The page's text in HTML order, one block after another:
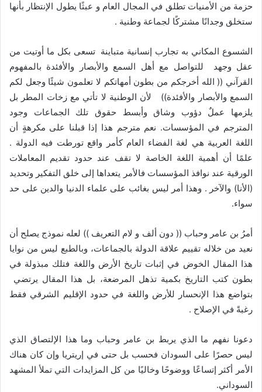
حزمة من الأمنيات تطلق في المجال العام و عبثًا يطول الإنتظار بأنها
ستخلق وجدانًا مشتركًا لجماعة وطنية .
الشسوع المكاني به تجارب إنسانية متباينة تسعى بكل ما أوتيت من
عقل وجهد للتواصل مع أهل السمع والأبصار والأفئدة بالمفهوم
القرآني (( الله أخرجكم من بطون أمهاتكم لا تعلمون شيئًا وجعل لكم
السمع والأبصار والأفئدة)) لأن الوطنية لا تأتي مع زخات المطر بل
يلزمها عملٌ دؤوب وشاق وأبسط حقوق تلك الجماعات وجود
المترجم في المؤسسات. نعم مترجم هذا إذا قبلنا على مكرهةٍ أن
اللغة العربية هي لغة الفضاء العام كأمر واقع تورطت فيه الدولة .
علمًا أن أهمية اللغة الخاصة لا تقف عند حدود تقديم المعاملات
الورقية عند نوافذ المؤسسات فالأمر يتعداها إلى خلق التفكير وتحديد
(الأنا) والآخر . وهذا أمر ليس بغائب على علماء الدنيا والدين على حد
سواء.
أمرُ بن عامر وحباب (( دون ألف و لام التعريف )) لعله نموذج يصلح أن
نعيد من خلاله تقييم علاقة الدولة بالجماعات، وبالطبع ليس من نوايا
هذا المقال الخوض في إثبات تاريخ الأرض واللغة فتلك مبذولة في
بطون كتب التاريخ بكمية تذهل المرضعة، بل هذا المقال يرتضي
بتواضع هذا الإنحسار للأرض واللغة في حدود الإقليم الشرقي فقط
رغبةً في الإصلاح .
دعونا نفهم ما الذي يربط بن عامر وحباب وما هذا الإلتصاق الذي
ليس حصرًا على السودان فحسب بل حتى في إريتريا وإن كان هناك
الأمر أكثر إتساعًا ووضوحًا وخاليًا من كل المزايدات التي تملأ المشهد
السوداني.